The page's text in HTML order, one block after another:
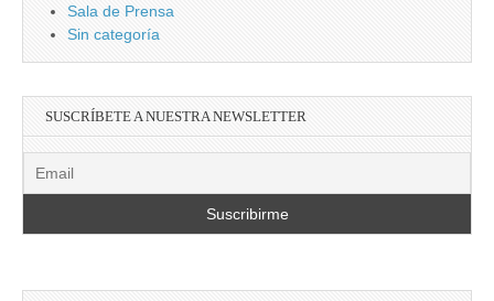
Sala de Prensa
Sin categoría
SUSCRÍBETE A NUESTRA NEWSLETTER